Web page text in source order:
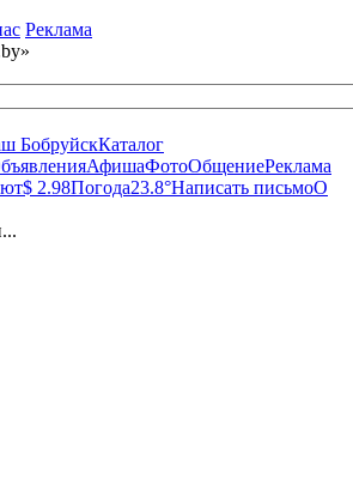
Реклама
БобруйскКаталог
АфишаФотоОбщениеРеклама
$ 2.98Погода23.8°Написать письмоО